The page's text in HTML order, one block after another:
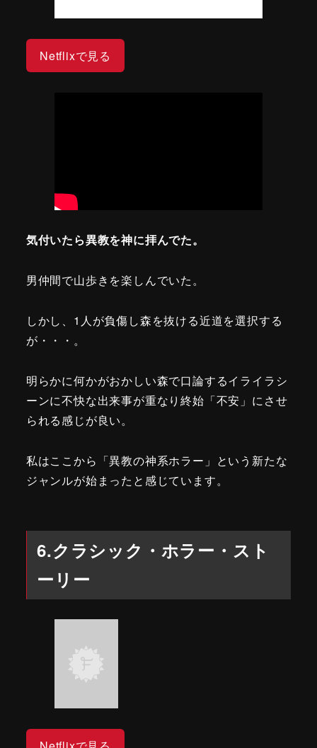
Netflixで見る
気付いたら異教を神に拝んでた。
男仲間で山歩きを楽しんでいた。
しかし、1人が負傷し森を抜ける近道を選択する
が・・・。
明らかに何かがおかしい森で口論するイライラシ
ーンに不快な出来事が重なり終始「不安」にさせ
られる感じが良い。
私はここから「異教の神系ホラー」という新たな
ジャンルが始まったと感じています。
6.クラシック・ホラー・スト
ーリー